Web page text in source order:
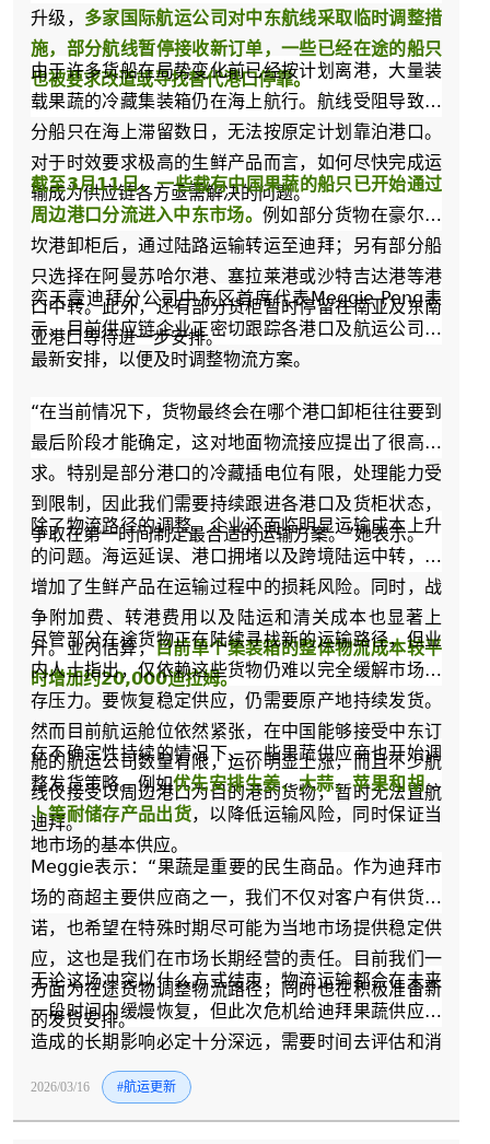
升级， 多家国际航运公司对中东航线采取临时调整措
施，部分航线暂停接收新订单，一些已经在途的船只
也被要求改道或寻找替代港口停靠。
由于许多货船在局势变化前已经按计划离港，大量装
载果蔬的冷藏集装箱仍在海上航行。航线受阻导致部
分船只在海上滞留数日，无法按原定计划靠泊港口。
对于时效要求极高的生鲜产品而言，如何尽快完成运
输成为供应链各方亟需解决的问题。
截至3月11日，一些载有中国果蔬的船只已开始通过
周边港口分流进入中东市场。 例如部分货物在豪尔法
坎港卸柜后，通过陆路运输转运至迪拜；另有部分船
只选择在阿曼苏哈尔港、塞拉莱港或沙特吉达港等港
口中转。此外，还有部分货柜暂时停留在南亚及东南
亚港口等待进一步安排。
奕天壹迪拜分公司中东区首席代表Meggie Peng表
示，目前供应链企业正密切跟踪各港口及航运公司的
最新安排，以便及时调整物流方案。
“在当前情况下，货物最终会在哪个港口卸柜往往要到
最后阶段才能确定，这对地面物流接应提出了很高要
求。特别是部分港口的冷藏插电位有限，处理能力受
到限制，因此我们需要持续跟进各港口及货柜状态，
争取在第一时间制定最合适的运输方案。”她表示。
除了物流路径的调整，企业还面临明显运输成本上升
的问题。海运延误、港口拥堵以及跨境陆运中转，都
增加了生鲜产品在运输过程中的损耗风险。同时，战
争附加费、转港费用以及陆运和清关成本也显著上
升。业内估算，目前单个集装箱的整体物流成本较平
时增加约20,000迪拉姆。
尽管部分在途货物正在陆续寻找新的运输路径，但业
内人士指出，仅依赖这些货物仍难以完全缓解市场库
存压力。要恢复稳定供应，仍需要原产地持续发货。
然而目前航运舱位依然紧张，在中国能够接受中东订
舱的航运公司数量有限，运价明显上涨，而且不少航
线仅接受以周边港口为目的港的货物，暂时无法直航
迪拜。
在不确定性持续的情况下，一些果蔬供应商也开始调
整发货策略。例如优先安排生姜、大蒜、苹果和胡萝
卜等耐储存产品出货，以降低运输风险，同时保证当
地市场的基本供应。
Meggie表示：“果蔬是重要的民生商品。作为迪拜市
场的商超主要供应商之一，我们不仅对客户有供货承
诺，也希望在特殊时期尽可能为当地市场提供稳定供
应，这也是我们在市场长期经营的责任。目前我们一
方面为在途货物调整物流路径，同时也在积极准备新
的发货安排。”
无论这场冲突以什么方式结束，物流运输都会在未来
一段时间内缓慢恢复，但此次危机给迪拜果蔬供应链
造成的长期影响必定十分深远，需要时间去评估和消
化。此次事件也再次提醒业界，在高度依赖进口的业
务内容下，建立更加灵活和多元化的供应链体系，对
2026/03/16 #航运更新